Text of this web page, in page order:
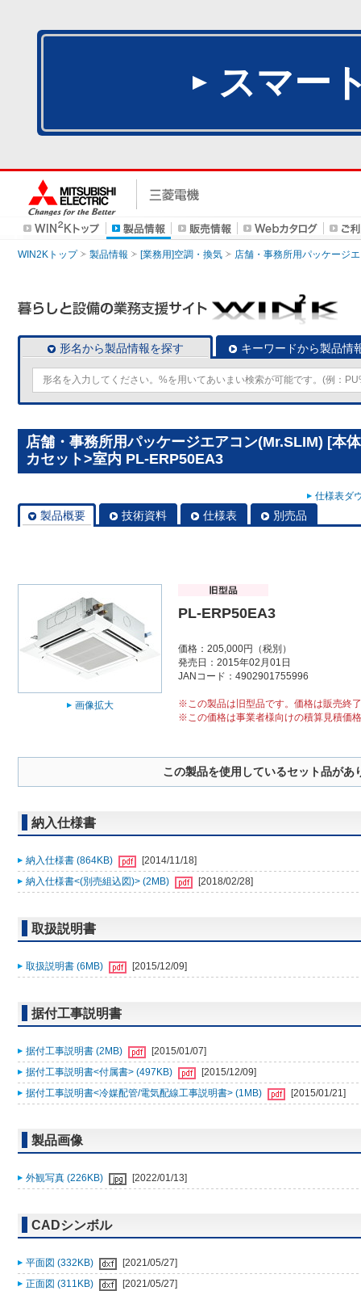
スマー
WIN2Kトップ 製品情報 [業務用]空調・換気 店舗・事務所用パッケージ
形名から製品情報を探す キーワードから製品情
店舗・事務所用パッケージエアコン(Mr.SLIM) [本
カセット>室内 PL-ERP50EA3
仕様表ダ
製品概要 技術資料 仕様表 別売品
画像拡大
PL-ERP50EA3
価格：205,000円（税別）
発売日：2015年02月01日
JANコード：4902901755996
※この製品は旧型品です。価格は販売終
※この価格は事業者様向けの積算見積価
この製品を使用しているセット品があ
納入仕様書
納入仕様書 (864KB)
[2014/11/18]
納入仕様書<(別売組込図)> (2MB)
[2018/02/28]
取扱説明書
取扱説明書 (6MB) [2015/12/09]
据付工事説明書
据付工事説明書 (2MB)
[2015/01/07]
据付工事説明書<付属書> (497KB)
[2015/12/09]
据付工事説明書<冷媒配管/電気配線工事説明書> (1MB)
[2015/01/21]
製品画像
外観写真 (226KB) [2022/01/13]
CADシンボル
平面図 (332KB)
[2021/05/27]
正面図 (311KB)
[2021/05/27]